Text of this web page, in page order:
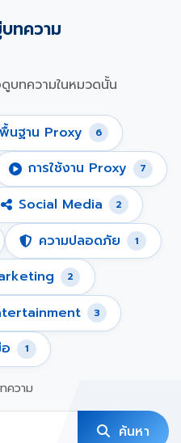
ทความ
บทความในหมวดนั้น
พื้นฐาน Proxy 6
การใช้งาน Proxy 7
Social Media 2
ความปลอดภัย 1
2
3
1
ความ
ค้นหา